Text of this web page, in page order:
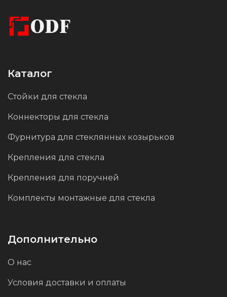
повреждениям и атмосферным воздействиям.
промышленных интерьеров.
Каталог
Стойки для стекла
Коннекторы для стекла
Фурнитура для стеклянных козырьков
Крепления для стекла
Крепления для поручней
Комплекты монтажные для стекла
Дополнительно
О нас
Условия доставки и оплаты